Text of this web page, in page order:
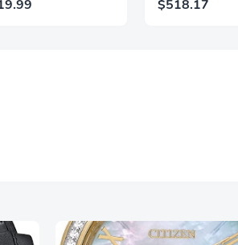
GtG, DisplayHDR,
(Renovado)
$518.17